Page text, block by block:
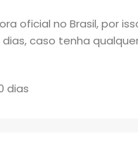
oficial no Brasil, por
caso tenha